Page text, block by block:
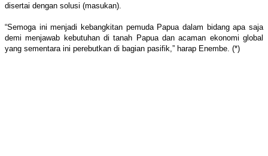
disertai dengan solusi (masukan).
“Semoga ini menjadi kebangkitan pemuda Papua dalam bidang apa saja
demi menjawab kebutuhan di tanah Papua dan acaman ekonomi global
yang sementara ini perebutkan di bagian pasifik,” harap Enembe. (*)